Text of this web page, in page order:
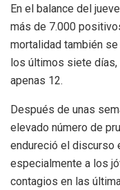
En el balance del
más de 7.000
mortalidad también
los últimos siete días,
apenas 12.
Después de unas
elevado número de
endureció el discurso
especialmente a los
contagios en las